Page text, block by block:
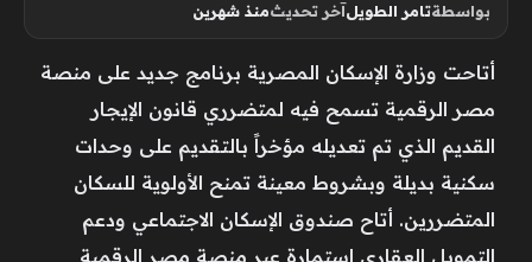
بواسطةتامر الطويلآخر تحديثمنذ شهرين
أتاحت وزارة الإسكان المصرية برنامج جديد على منصة
مصر الرقمية تسمح فيه لمتضرري قانون الإيجار
القديم الذي تم تعديله مؤخراً بالتقديم على وحدات
سكنية بديلة وبشروط معينة تمنح الأولوية للسكان
المتضررين. أتاح صندوق الإسكان الاجتماعي ودعم
التمويل العقاري استمارة عبر منصة مصر الرقمية